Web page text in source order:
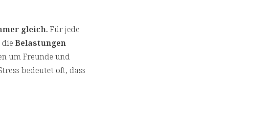
gleich. Für jede
Belastungen
um Freunde und
bedeutet oft, dass